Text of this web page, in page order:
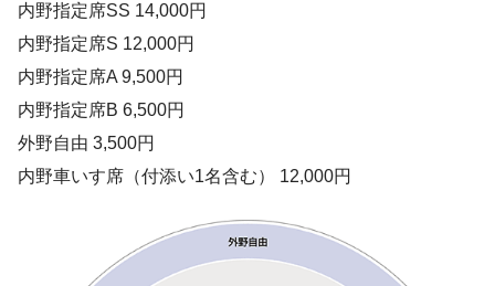
内野指定席SS 14,000円
内野指定席S 12,000円
内野指定席A 9,500円
内野指定席B 6,500円
外野自由 3,500円
内野車いす席（付添い1名含む） 12,000円